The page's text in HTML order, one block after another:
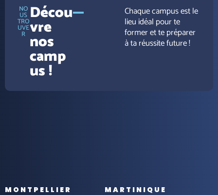
NO
US
TRO
UVE
R
Décou
vre
nos
camp
us !
Chaque campus est le
lieu idéal pour te
former et te préparer
à ta réussite future !
MONTPELLIER MARTINIQUE